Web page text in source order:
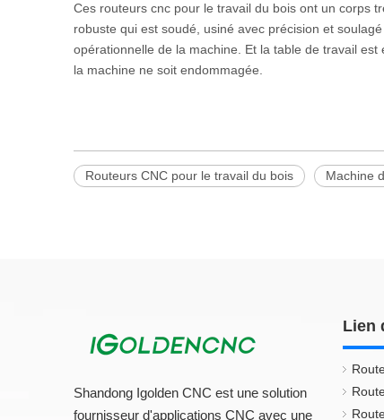
Ces routeurs cnc pour le travail du bois ont un corps
robuste qui est soudé, usiné avec précision et
opérationnelle de la machine. Et la table de travail
la machine ne soit endommagée.
Routeurs CNC pour le travail du bois Machine
Shandong Igolden CNC est une solution
fournisseur d'applications CNC avec une
Lien